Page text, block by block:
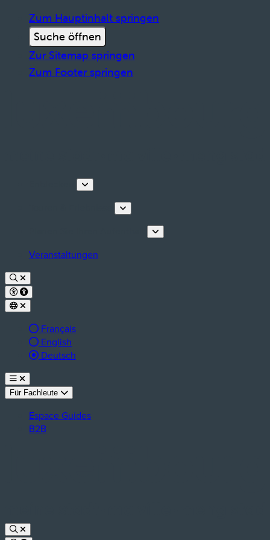
Zum Hauptinhalt springen
Suche öffnen
Zur Sitemap springen
Zum Footer springen
Veranstaltungen
Français
English
aktive Sprache:
Deutsch
Für Fachleute
Espace Guides
B2B